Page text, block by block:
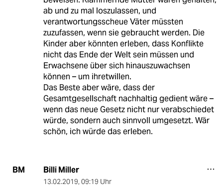
ab und zu mal loszulassen, und
verantwortungsscheue Väter müssten
zuzufassen, wenn sie gebraucht werden. Die
Kinder aber könnten erleben, dass Konflikte
nicht das Ende der Welt sein müssen und
Erwachsene über sich hinauszuwachsen
können – um ihretwillen.
Das Beste aber wäre, dass der
Gesamtgesellschaft nachhaltig gedient wäre –
wenn das neue Gesetz nicht nur verabschiedet
würde, sondern auch sinnvoll umgesetzt. Wär
schön, ich würde das erleben.
BM Billi Miller
13.02.2019, 09:19 Uhr